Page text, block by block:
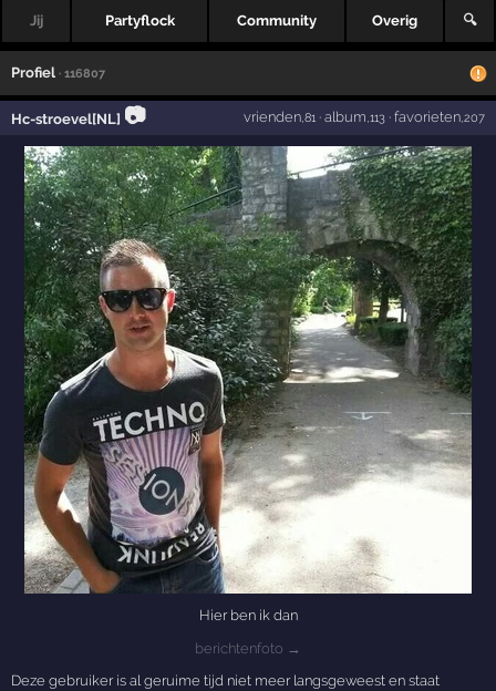
Jij Partyflock Community Overig 🔍
Profiel · 116807
Hc-stroevel[NL] 📷 vrienden,81· album ,113· favorieten,207
Hier ben ik dan
berichtenfoto →
Deze gebruiker is al geruime tijd niet meer langsgeweest en staat